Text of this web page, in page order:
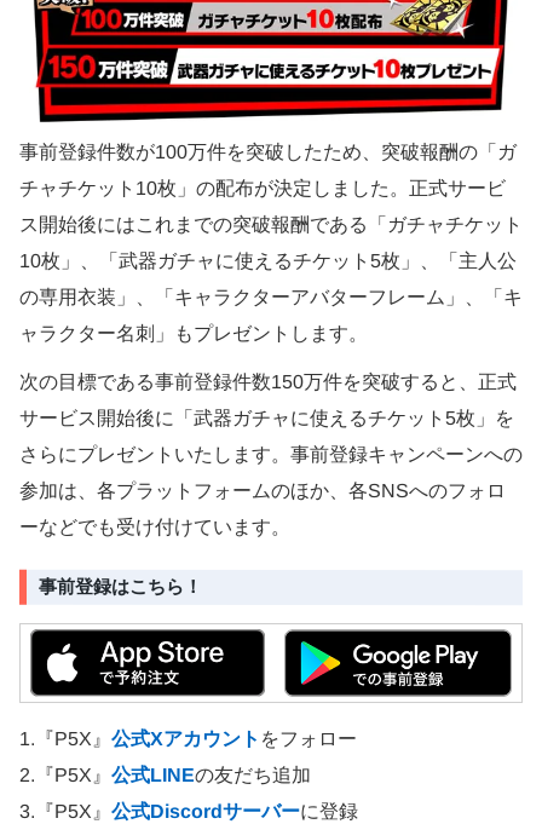
事前登録件数が100万件を突破したため、突破報酬の「ガ
チャチケット10枚」の配布が決定しました。正式サービ
ス開始後にはこれまでの突破報酬である「ガチャチケット
10枚」、「武器ガチャに使えるチケット5枚」、「主人公
の専用衣装」、「キャラクターアバターフレーム」、「キ
ャラクター名刺」もプレゼントします。
次の目標である事前登録件数150万件を突破すると、正式
サービス開始後に「武器ガチャに使えるチケット5枚」を
さらにプレゼントいたします。事前登録キャンペーンへの
参加は、各プラットフォームのほか、各SNSへのフォロ
ーなどでも受け付けています。
事前登録はこちら！
1.『P5X』公式Xアカウント をフォロー
2.『P5X』公式LINEの友だち追加
3.『P5X』 公式Discordサーバーに登録